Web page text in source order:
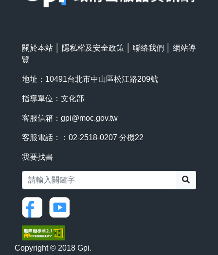
關於本站 隱私權及安全政策 聯絡我們
網站導
覽
地址：10491台北市中山區松江路209號
指導單位：文化部
客服信箱： gpi@moc.gov.tw
客服電話：：02-2518-0207 分機22
我要找書
Copyright © 2018 Gpi.